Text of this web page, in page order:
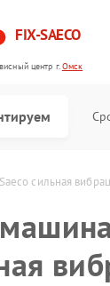
FIX-SAECO
центр г.Омск
сильная